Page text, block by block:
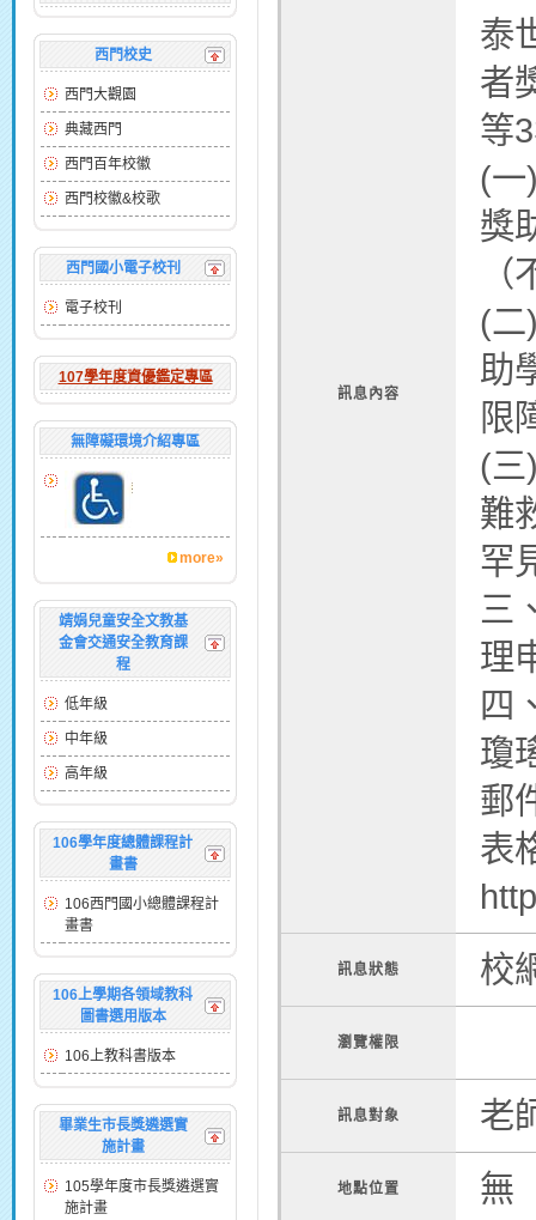
西門校史
西門大觀園
典藏西門
西門百年校徽
西門校徽&校歌
西門國小電子校刊
電子校刊
107學年度資優鑑定專區
無障礙環境介紹專區
more»
靖娟兒童安全文教基
金會交通安全教育課
程
低年級
中年級
高年級
106學年度總體課程計
畫書
106西門國小總體課程計
畫書
106上學期各領域教科
圖書選用版本
106上教科書版本
畢業生市長獎遴選實
施計畫
105學年度市長獎遴選實
施計畫
訊息內容
泰
者
等
(一
獎
(二
助
限
(三
難
罕
三
理
四
瓊
郵
表
訊息狀態 校
瀏覽權限
訊息對象 老
地點位置 無